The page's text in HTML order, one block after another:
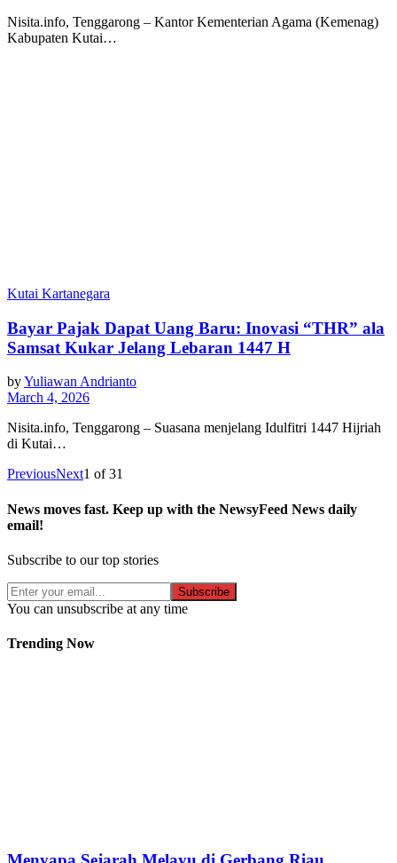
Nisita.info, Tenggarong – Kantor Kementerian Agama (Kemenag)
Kabupaten Kutai…
Kutai Kartanegara
Bayar Pajak Dapat Uang Baru: Inovasi “THR” ala
Samsat Kukar Jelang Lebaran 1447 H
byYuliawan Andrianto
March 4, 2026
Nisita.info, Tenggarong – Suasana menjelang Idulfitri 1447 Hijriah
di Kutai…
PreviousNext1 of31
News moves fast. Keep up with the NewsyFeed News daily
email!
Subscribe to our top stories
Subscribe
You can unsubscribe at any time
Trending Now